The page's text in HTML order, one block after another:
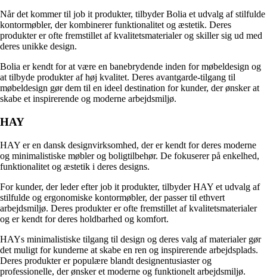
Når det kommer til job it produkter, tilbyder Bolia et udvalg af stilfulde
kontormøbler, der kombinerer funktionalitet og æstetik. Deres
produkter er ofte fremstillet af kvalitetsmaterialer og skiller sig ud med
deres unikke design.
Bolia er kendt for at være en banebrydende inden for møbeldesign og
at tilbyde produkter af høj kvalitet. Deres avantgarde-tilgang til
møbeldesign gør dem til en ideel destination for kunder, der ønsker at
skabe et inspirerende og moderne arbejdsmiljø.
HAY
HAY er en dansk designvirksomhed, der er kendt for deres moderne
og minimalistiske møbler og boligtilbehør. De fokuserer på enkelhed,
funktionalitet og æstetik i deres designs.
For kunder, der leder efter job it produkter, tilbyder HAY et udvalg af
stilfulde og ergonomiske kontormøbler, der passer til ethvert
arbejdsmiljø. Deres produkter er ofte fremstillet af kvalitetsmaterialer
og er kendt for deres holdbarhed og komfort.
HAYs minimalistiske tilgang til design og deres valg af materialer gør
det muligt for kunderne at skabe en ren og inspirerende arbejdsplads.
Deres produkter er populære blandt designentusiaster og
professionelle, der ønsker et moderne og funktionelt arbejdsmiljø.